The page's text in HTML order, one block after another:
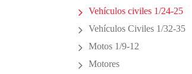
Vehículos civiles 1/24-25
Vehículos Civiles 1/32-35
Motos 1/9-12
Motores